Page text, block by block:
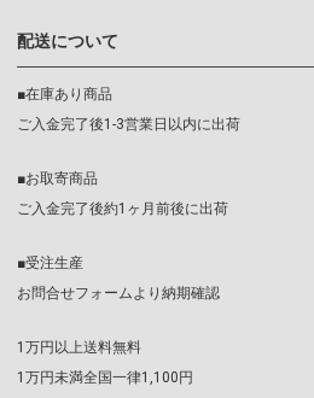
配送について
■在庫あり商品
ご入金完了後1-3営業日以内に出荷
■お取寄商品
ご入金完了後約1ヶ月前後に出荷
■受注生産
お問合せフォームより納期確認
1万円以上送料無料
1万円未満全国一律1,100円